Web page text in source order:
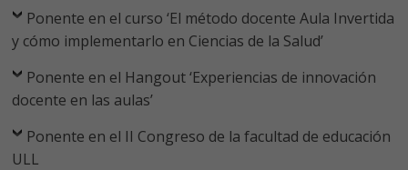
Ponente en el curso ‘El método docente Aula Invertida
y cómo implementarlo en Ciencias de la Salud’
Ponente en el Hangout ‘Experiencias de innovación
docente en las aulas’
Ponente en el II Congreso de la facultad de educación
ULL